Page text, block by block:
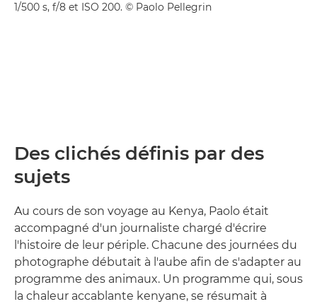
1/500 s, f/8 et ISO 200. © Paolo Pellegrin
Des clichés définis par des
sujets
Au cours de son voyage au Kenya, Paolo était
accompagné d'un journaliste chargé d'écrire
l'histoire de leur périple. Chacune des journées du
photographe débutait à l'aube afin de s'adapter au
programme des animaux. Un programme qui, sous
la chaleur accablante kenyane, se résumait à